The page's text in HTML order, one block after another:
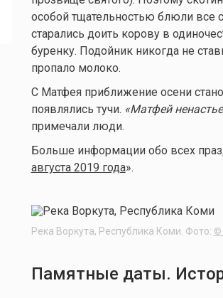
особой тщательностью блюли все
старались доить корову в
буренку. Подойник никогда не
пропало молоко.
С Матфея приближение осени
появлялись тучи. «Матфей
примечали люди.
Больше информации обо всех
августа 2019 года».
Река Воркута, Республика Коми. Фото: ©
Памятные даты.